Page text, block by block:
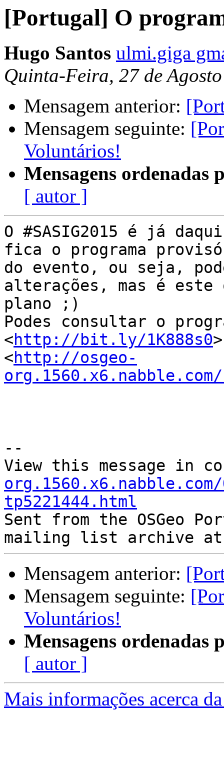
[Portugal] O
Hugo Santos ulmi.giga
Quinta-Feira, 27 de
Mensagem anterior:
Mensagem seguinte:
Voluntários!
Mensagens ordenadas
[ autor ]
O ‪#‎SASIG2015‬ é já
fica o programa
do evento, ou seja,
alterações, mas é este
plano ;)
Podes consultar o
<http://bit.ly/1K888s0
<http://osgeo-
org.1560.x6.nabble.com/
--
View this message in
org.1560.x6.nabble.com/
tp5221444.html
Sent from the OSGeo
Mensagem anterior:
Mensagem seguinte:
Voluntários!
Mensagens ordenadas
[ autor ]
Mais informações acerca